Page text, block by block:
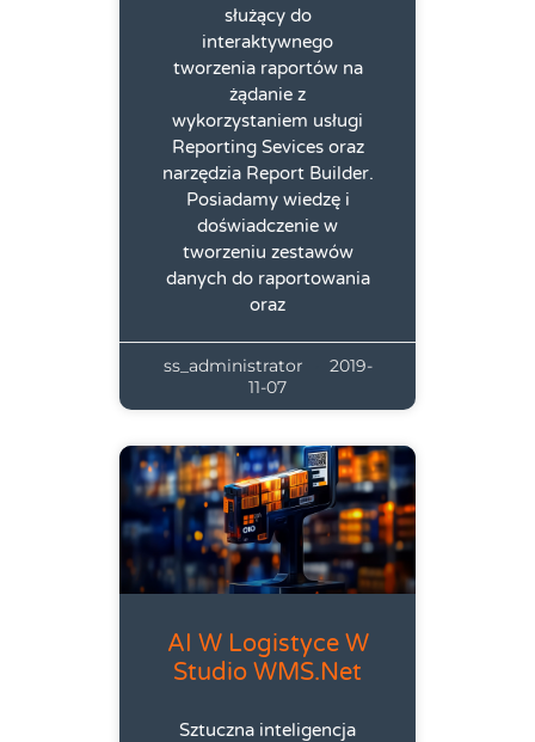
służący do
interaktywnego
tworzenia raportów na
żądanie z
wykorzystaniem usługi
Reporting Sevices oraz
narzędzia Report Builder.
Posiadamy wiedzę i
doświadczenie w
tworzeniu zestawów
danych do raportowania
oraz
ss_administrator
2019-
11-07
AI W Logistyce W
Studio WMS.net
Sztuczna inteligencja